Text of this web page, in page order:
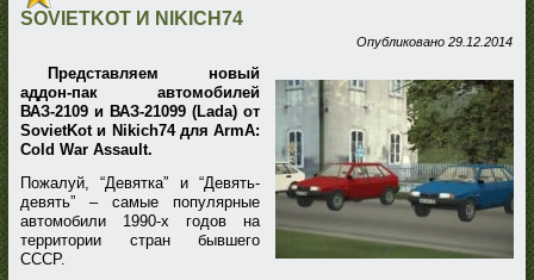
SOVIETKOT И NIKICH74
Опубликовано 29.12.2014
Представляем новый
аддон-пак автомобилей
ВАЗ-2109 и ВАЗ-21099 (Lada) от
SovietKot и Nikich74 для ArmA:
Cold War Assault.
Пожалуй, “Девятка” и “Девять-
девять” – самые популярные
автомобили 1990-х годов на
территории стран бывшего
СССР.